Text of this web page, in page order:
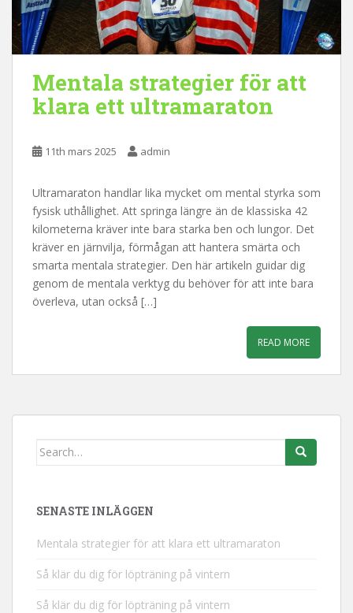
Mentala strategier för att
klara ett ultramaraton
11th mars 2025 admin
Ultramaraton handlar lika mycket om mental styrka som
fysisk uthållighet. Att springa längre än de klassiska 42
kilometerna kräver inte bara starka ben och lungor. Det
kräver en järnvilja, förmågan att hantera smärta och
smarta mentala strategier. Den här artikeln guidar dig
genom de mentala verktyg du behöver för att inte bara
överleva, utan också […]
READ MORE
Search
SENASTE INLÄGGEN
Mentala strategier för att klara ett ultramaraton
Så klär du dig för löpträning på vintern
Så klär du dig för löpträning på vintern